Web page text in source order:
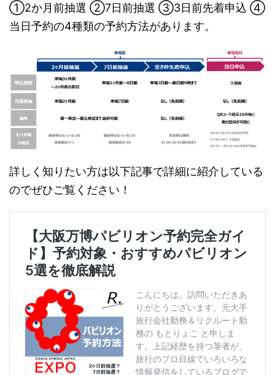
①2か月前抽選 ②7日前抽選 ③3日前先着申込 ④
当日予約の4種類の予約方法があります。
詳しく知りたい方は以下記事で詳細に紹介している
のでぜひご覧ください！